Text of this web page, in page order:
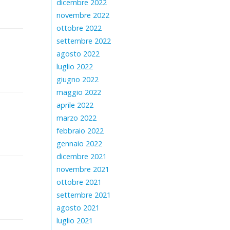
dicembre 2022
novembre 2022
ottobre 2022
settembre 2022
agosto 2022
luglio 2022
giugno 2022
maggio 2022
aprile 2022
marzo 2022
febbraio 2022
gennaio 2022
dicembre 2021
novembre 2021
ottobre 2021
settembre 2021
agosto 2021
luglio 2021